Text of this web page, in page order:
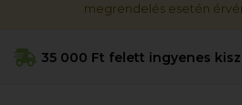
megrendelés esetén
35 000 Ft felett ingyenes